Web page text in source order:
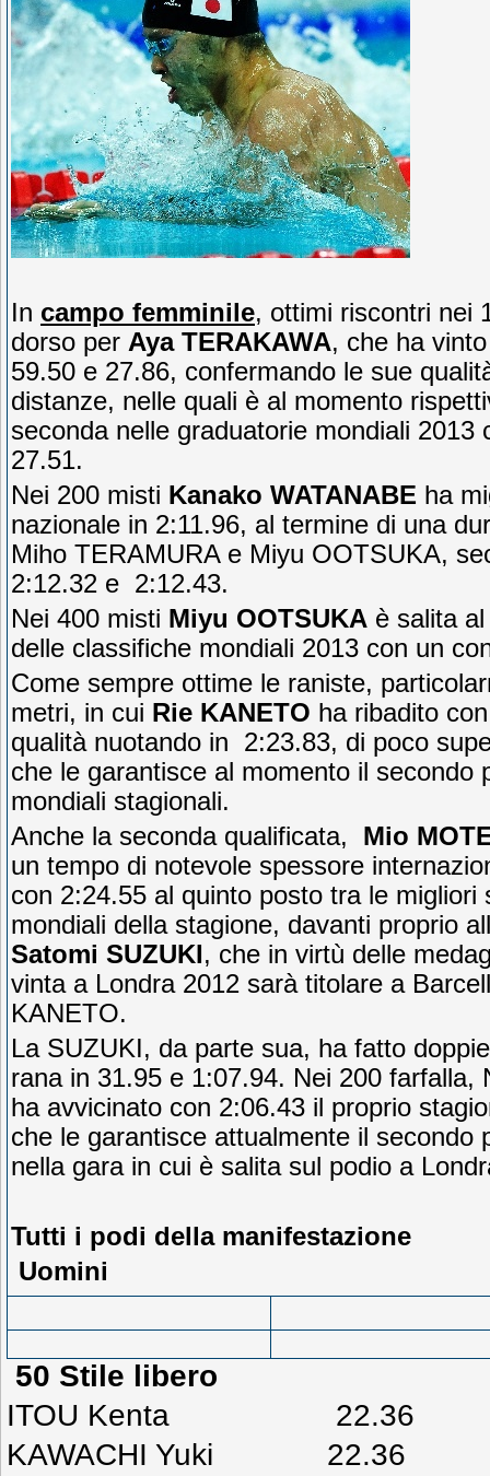
In campo femminile, ottimi riscontri nei
dorso per Aya TERAKAWA, che ha
59.50 e 27.86, confermando le sue
distanze, nelle quali è al momento
seconda nelle graduatorie mondiali 2013
27.51.
Nei 200 misti Kanako WATANABE ha
nazionale in 2:11.96, al termine di una
Miho TERAMURA e Miyu OOTSUKA,
2:12.32 e 2:12.43.
Nei 400 misti Miyu OOTSUKA è salita
delle classifiche mondiali 2013 con un
Come sempre ottime le raniste,
metri, in cui Rie KANETO ha ribadito
qualità nuotando in 2:23.83, di poco
che le garantisce al momento il secondo
mondiali stagionali.
Anche la seconda qualificata, Mio
un tempo di notevole spessore
con 2:24.55 al quinto posto tra le migliori
mondiali della stagione, davanti proprio
Satomi SUZUKI, che in virtù delle
vinta a Londra 2012 sarà titolare a
KANETO.
La SUZUKI, da parte sua, ha fatto
rana in 31.95 e 1:07.94. Nei 200 farfalla,
ha avvicinato con 2:06.43 il proprio
che le garantisce attualmente il secondo
nella gara in cui è salita sul podio a
Tutti i podi della
Uomini
50 Stile libero
ITOU Kenta 22.36
KAWACHI Yuki 22.36